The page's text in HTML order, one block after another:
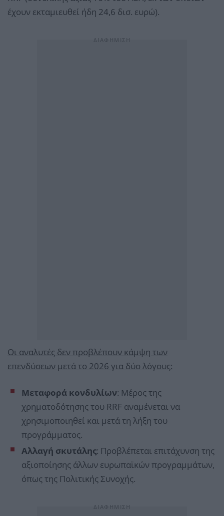
έχουν εκταμιευθεί ήδη 24,6 δισ. ευρώ).
Οι αναλυτές δεν προβλέπουν κάμψη των
επενδύσεων μετά το 2026 για δύο λόγους:
Μεταφορά κονδυλίων: Μέρος της
χρηματοδότησης του RRF αναμένεται να
χρησιμοποιηθεί και μετά τη λήξη του
προγράμματος.
Αλλαγή σκυτάλης: Προβλέπεται επιτάχυνση της
αξιοποίησης άλλων ευρωπαϊκών προγραμμάτων,
όπως της Πολιτικής Συνοχής.